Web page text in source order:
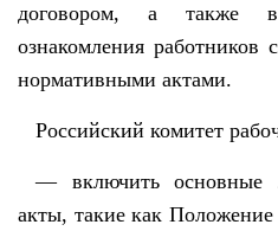
договором, а также
ознакомления
нормативными актами.
Российский комитет
— включить основные
акты, такие как Положение